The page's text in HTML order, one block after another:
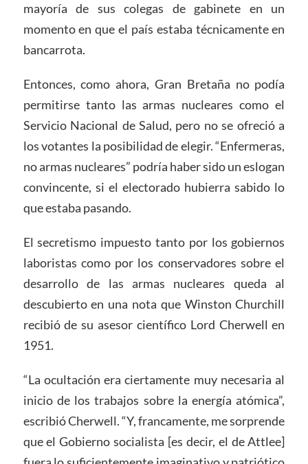
mayoría de sus colegas de gabinete en un
momento en que el país estaba técnicamente en
bancarrota.
Entonces, como ahora, Gran Bretaña no podía
permitirse tanto las armas nucleares como el
Servicio Nacional de Salud, pero no se ofreció a
los votantes la posibilidad de elegir. “Enfermeras,
no armas nucleares” podría haber sido un eslogan
convincente, si el electorado hubierra sabido lo
que estaba pasando.
El secretismo impuesto tanto por los gobiernos
laboristas como por los conservadores sobre el
desarrollo de las armas nucleares queda al
descubierto en una nota que Winston Churchill
recibió de su asesor científico Lord Cherwell en
1951.
“La ocultación era ciertamente muy necesaria al
inicio de los trabajos sobre la energía atómica”,
escribió Cherwell. “Y, francamente, me sorprende
que el Gobierno socialista [es decir, el de Attlee]